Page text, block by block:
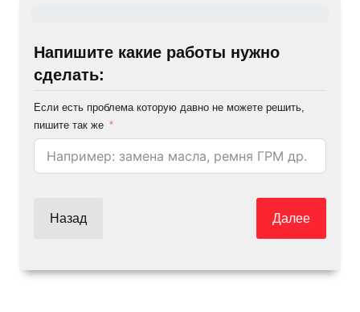
Напишите какие работы нужно
сделать:
Если есть проблема которую давно не можете решить,
пишите так же
Назад Далее